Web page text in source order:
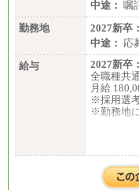
中途： 嘱
勤務地
2027新卒：
中途： 応
給与
2027新卒：
全職種共
月給
※採用選
※勤務地
月給
入社時の
より決定